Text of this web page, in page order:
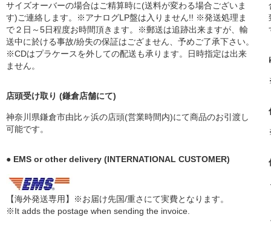
サイズオーバーの場合はご精算時に(送料が変わる場合ございま
す)ご連絡します。※アナログLP盤は入りません!! ※発送処理ま
で２日～5日程度お時間頂きます。※郵送は追跡出来ますが、輸
送中に於ける事故/紛失の保証はござません、予めご了承下さい。
※CDはプラケースを外しての配送も承ります。日時指定は出来
ません。
店頭受け取り (鎌倉店舗にて)
神奈川県鎌倉市由比ヶ浜の店頭(営業時間内)にて商品のお引渡し
可能です。
● EMS or other delivery (INTERNATIONAL CUSTOMER)
【海外発送専用】※お届け先国/重さにて実費となります。
※It adds the postage when sending the invoice.